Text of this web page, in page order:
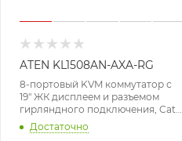
ATEN KL1508AN-AXA-RG
8-портовый KVM коммутатор с
19" ЖК дисплеем и разъемом
гирляндного подключения, Cat
5e/6, Dual Rail (1600 x 1200, 60 Гц;
1280 x 1024, 75 Гц)
Достаточно